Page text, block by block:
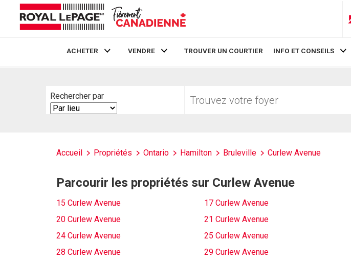
ACHETER VENDRE TROUVER UN COURTIER INFO ET CONSEILS
Rechercher par
Search
By
votre
Accueil Propriétés Ontario Hamilton Bruleville Curlew Avenue
Parcourir les propriétés sur Curlew Avenue
15 Curlew Avenue 17 Curlew Avenue
20 Curlew Avenue
21 Curlew Avenue
24 Curlew Avenue
25 Curlew Avenue
28 Curlew Avenue
29 Curlew Avenue